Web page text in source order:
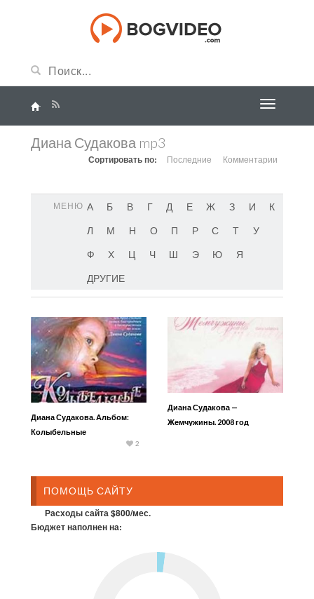
Диана Судакова mp3
Сортировать по: Последние Комментарии
МЕНЮ А Б В Г Д Е Ж З И
К
Л
М Н О П Р С Т
У
Ф
Х Ц Ч Ш Э Ю
Я
ДРУГИЕ
Диана Судакова. Альбом:
Колыбельные
2
Диана Судакова —
Жемчужины. 2008 год
ПОМОЩЬ САЙТУ
Расходы сайта $800/мес.
Бюджет наполнен на: